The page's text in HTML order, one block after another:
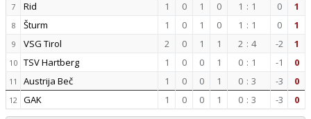
7 Rid 1 0 1 0 1 : 1 0 1
8 Šturm 1 0 1 0 1 : 1 0 1
9 VSG Tirol 2 0 1 1 2 : 4 -2 1
10 TSV Hartberg 1 0 0 1 0 : 1 -1 0
11 Austrija Beč 1 0 0 1 0 : 3 -3 0
12 GAK 1 0 0 1 0 : 3 -3 0